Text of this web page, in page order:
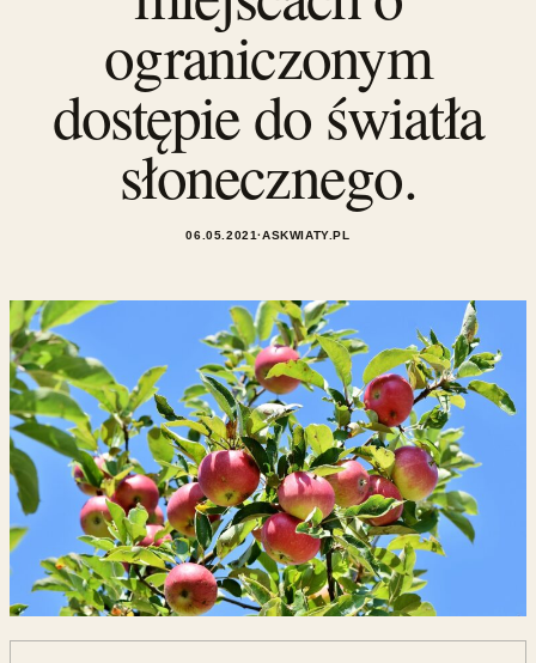
ograniczonym
dostępie do światła
słonecznego.
06.05.2021·ASKWIATY.PL